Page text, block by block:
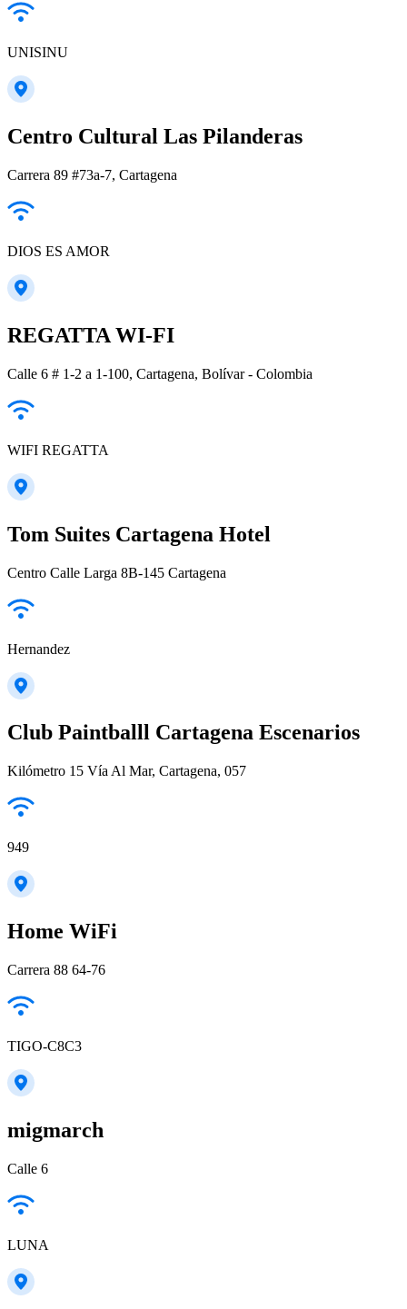
UNISINU
Centro Cultural Las Pilanderas
Carrera 89 #73a-7, Cartagena
DIOS ES AMOR
REGATTA WI-FI
Calle 6 # 1-2 a 1-100, Cartagena, Bolívar - Colombia
WIFI REGATTA
Tom Suites Cartagena Hotel
Centro Calle Larga 8B-145 Cartagena
Hernandez
Club Paintballl Cartagena Escenarios
Kilómetro 15 Vía Al Mar, Cartagena, 057
949
Home WiFi
Carrera 88 64-76
TIGO-C8C3
migmarch
Calle 6
LUNA